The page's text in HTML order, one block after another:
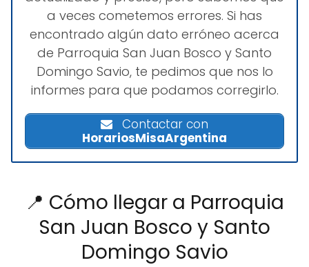
a veces cometemos errores. Si has
encontrado algún dato erróneo acerca
de Parroquia San Juan Bosco y Santo
Domingo Savio, te pedimos que nos lo
informes para que podamos corregirlo.
Contactar con
HorariosMisaArgentina
📍 Cómo llegar a Parroquia
San Juan Bosco y Santo
Domingo Savio